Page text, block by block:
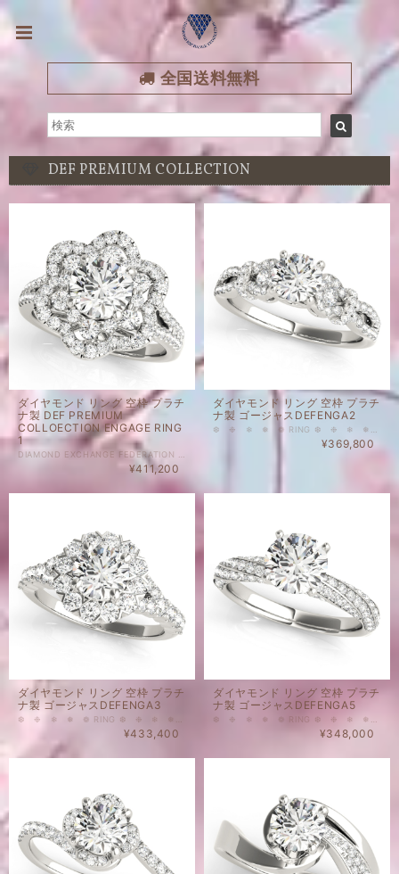
全国送料無料
DEF PREMIUM COLLECTION
ダイヤモンド リング 空枠 プラチ
ナ製 DEF PREMIUM
COLLOECTION ENGAGE RING
1
¥411,200
ダイヤモンド リング 空枠 プラチ
ナ製 ゴージャスDEFENGA2
¥369,800
ダイヤモンド リング 空枠 プラチ
ナ製 ゴージャスDEFENGA3
¥433,400
ダイヤモンド リング 空枠 プラチ
ナ製 ゴージャスDEFENGA5
¥348,000